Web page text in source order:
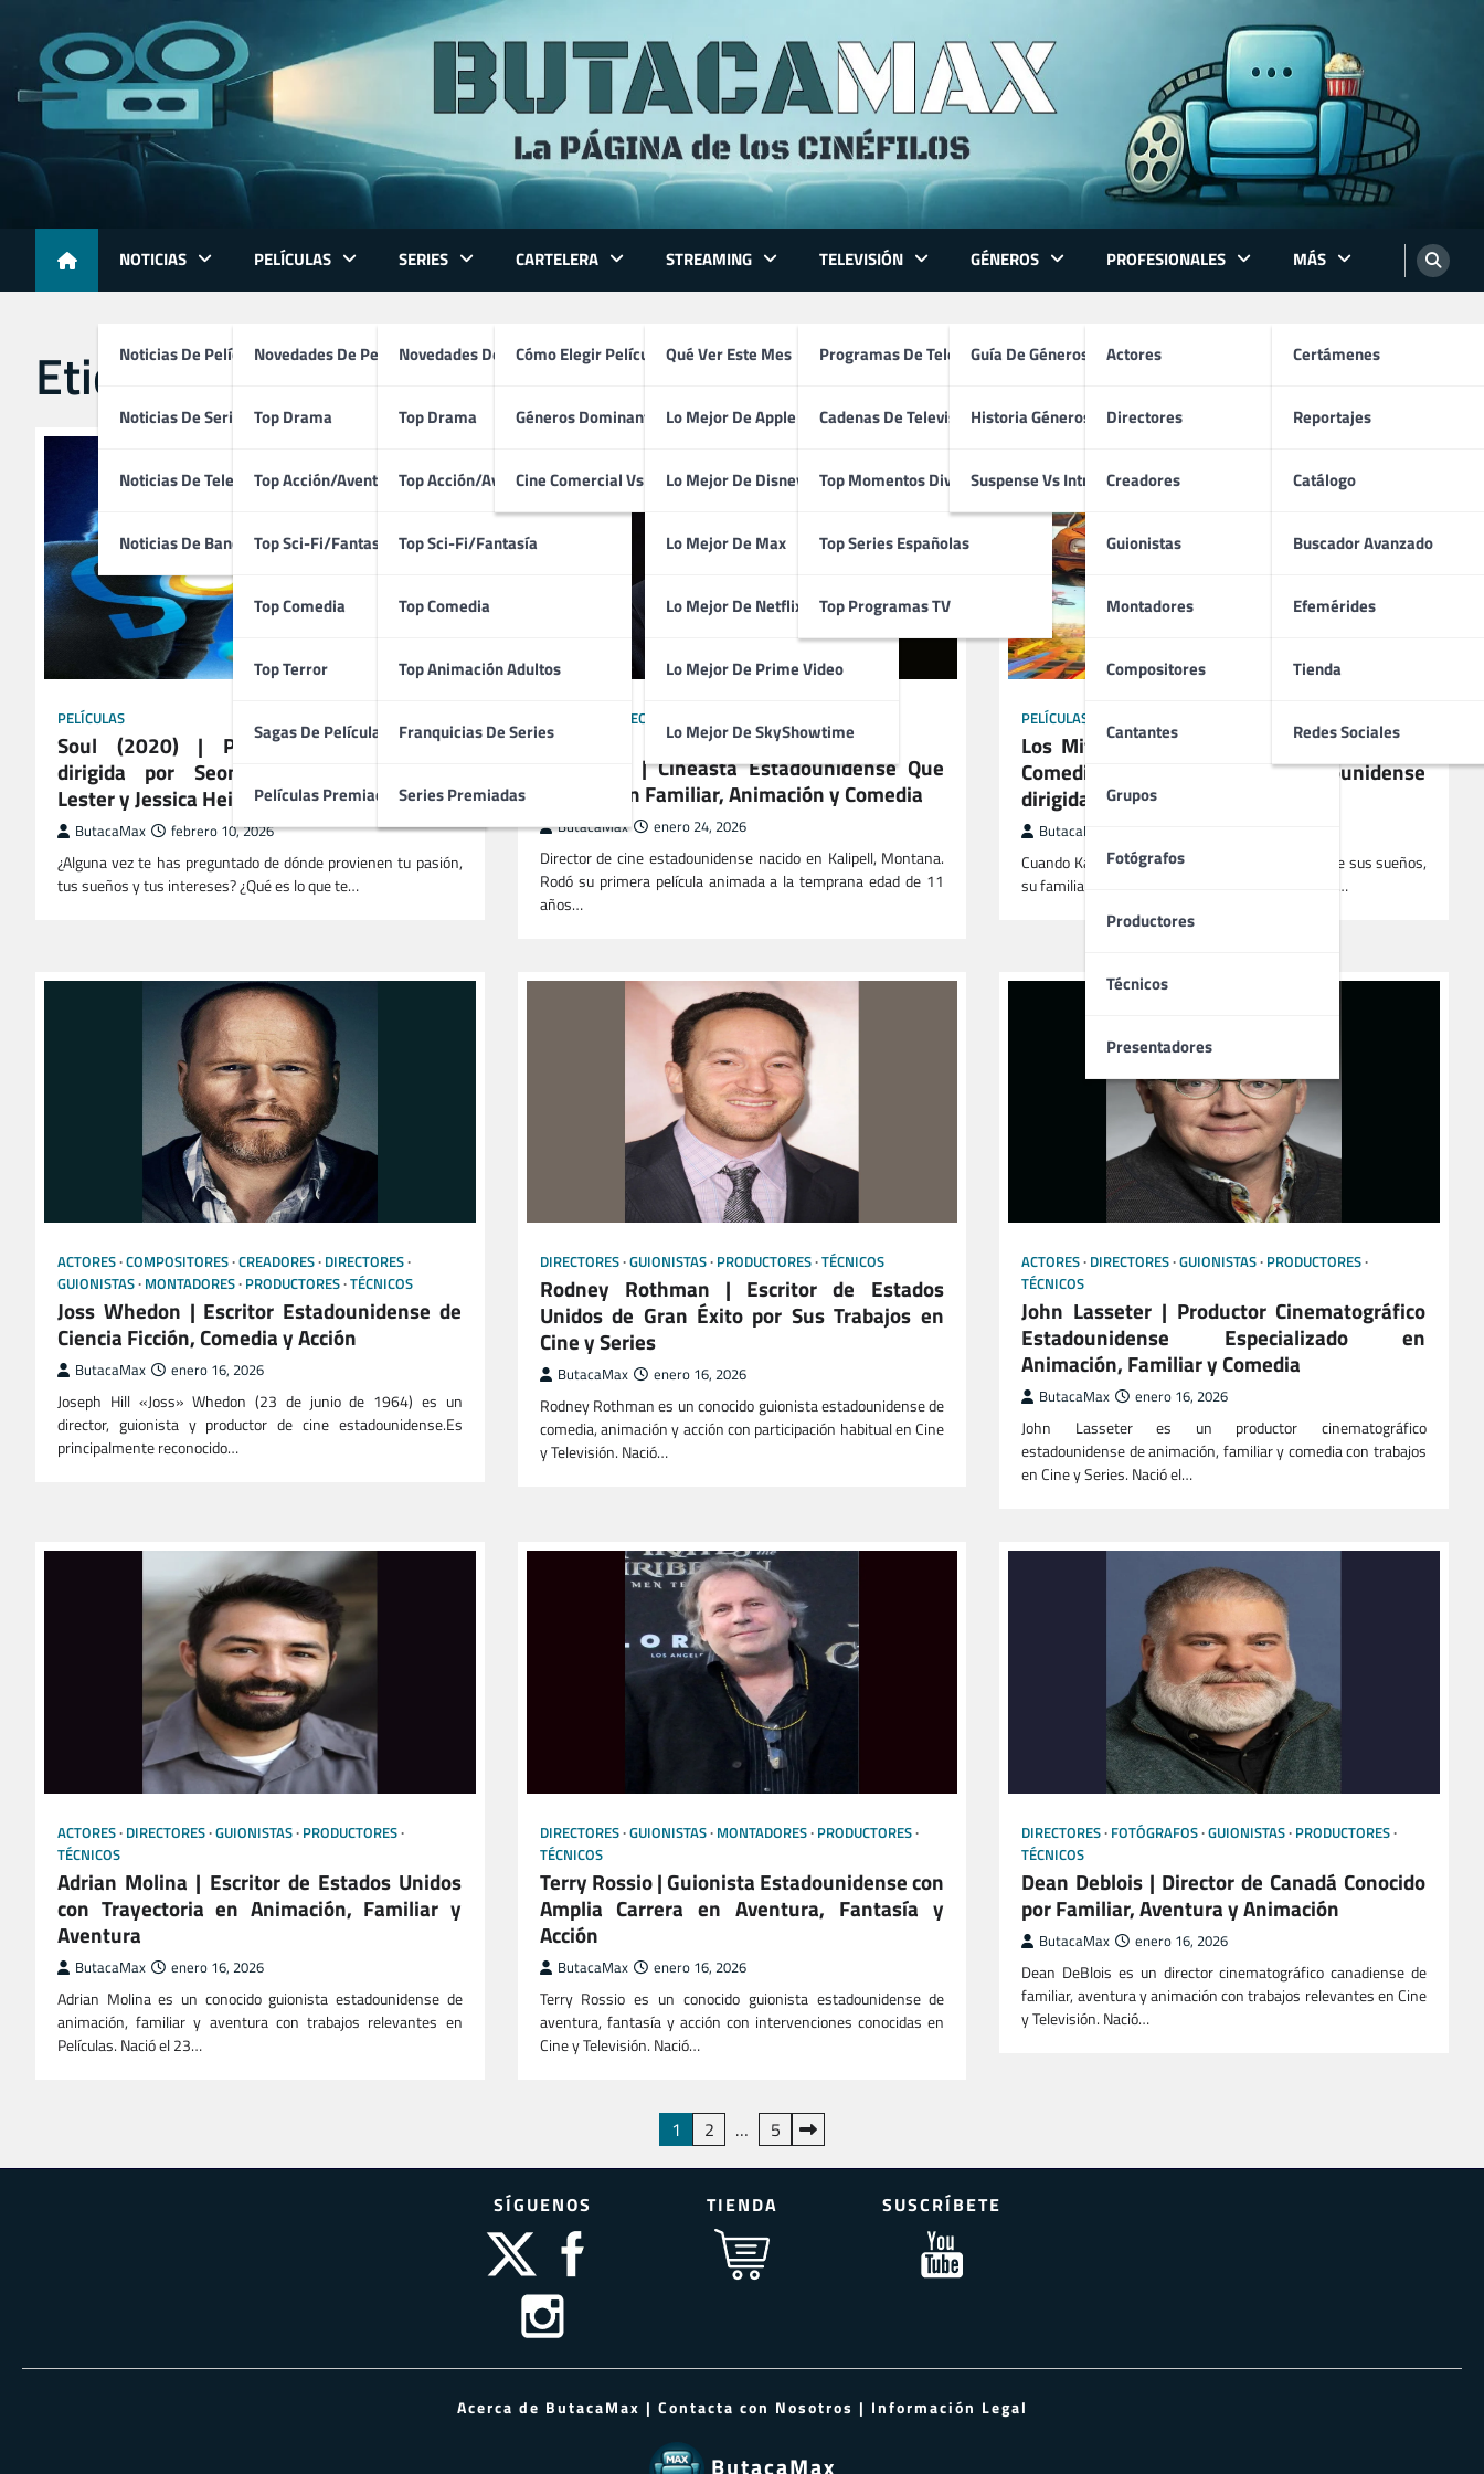
content
NOTICIAS
Noticias De Películas
Noticias De Series
Noticias De Televisión
Noticias De Bandas Sonoras
PELÍCULAS
Novedades De Películas
Top Drama
Top Acción/Aventura
Top Sci-Fi/Fantasía
Top Comedia
Top Terror
Sagas De Películas
Películas Premiadas
SERIES
Novedades De Series
Top Drama
Top Acción/Aventura
Top Sci-Fi/Fantasía
Top Comedia
Top Animación Adultos
Franquicias De Series
Series Premiadas
CARTELERA
Cómo Elegir Película
Géneros Dominantes
Cine Comercial Vs Autor
STREAMING
Qué Ver Este Mes
Lo Mejor De Apple TV
Lo Mejor De Disney+
Lo Mejor De Max
Lo Mejor De Netflix
Lo Mejor De Prime Video
Lo Mejor De SkyShowtime
TELEVISIÓN
Programas De Televisión
Cadenas De Televisión
Top Momentos Divertidos
Top Series Españolas
Top Programas TV
GÉNEROS
Guía De Géneros
Historia Géneros TV
Suspense Vs Intriga
PROFESIONALES
Actores
Directores
Creadores
Guionistas
Montadores
Compositores
Cantantes
Grupos
Fotógrafos
Productores
Técnicos
Presentadores
MÁS
Certámenes
Reportajes
Catálogo
Buscador Avanzado
Efemérides
Tienda
Redes Sociales
Etiqueta: annie mejor guion
PELÍCULAS
Soul (2020) | Película Estadounidense
dirigida por Seong-Young Kim, Kristen
Lester y Jessica Heidt
ButacaMax febrero 10, 2026
¿Alguna vez te has preguntado de dónde provienen tu pasión,
tus sueños y tus intereses? ¿Qué es lo que te…
DIRECTORES
TÉCNICOS
Brad Bird | Cineasta Estadounidense Que
Destaca en Familiar, Animación y Comedia
ButacaMax enero 24, 2026
Director de cine estadounidense nacido en Kalipell, Montana.
Rodó su primera película animada a la temprana edad de 11
años…
PELÍCULAS
Los Mitchell Contra las Máquinas (2021) |
Comedia Hongkonesa / Estadounidense
dirigida por Mike Rianda
ButacaMax
Cuando Katie es aceptada en la escuela de cine de sus sueños,
su familia entera decide acompañarla. Su viaje es…
ACTORES COMPOSITORES CREADORES DIRECTORES
GUIONISTAS MONTADORES PRODUCTORES TÉCNICOS
Joss Whedon | Escritor Estadounidense de
Ciencia Ficción, Comedia y Acción
ButacaMax enero 16, 2026
Joseph Hill «Joss» Whedon (23 de junio de 1964) es un
director, guionista y productor de cine estadounidense.Es
principalmente reconocido…
DIRECTORES GUIONISTAS PRODUCTORES TÉCNICOS
Rodney Rothman | Escritor de Estados
Unidos de Gran Éxito por Sus Trabajos en
Cine y Series
ButacaMax enero 16, 2026
Rodney Rothman es un conocido guionista estadounidense de
comedia, animación y acción con participación habitual en Cine
y Televisión. Nació…
ACTORES DIRECTORES GUIONISTAS PRODUCTORES
TÉCNICOS
John Lasseter | Productor Cinematográfico
Estadounidense Especializado en
Animación, Familiar y Comedia
ButacaMax enero 16, 2026
John Lasseter es un productor cinematográfico
estadounidense de animación, familiar y comedia con trabajos
en Cine y Series. Nació el…
ACTORES DIRECTORES GUIONISTAS PRODUCTORES
TÉCNICOS
Adrian Molina | Escritor de Estados Unidos
con Trayectoria en Animación, Familiar y
Aventura
ButacaMax enero 16, 2026
Adrian Molina es un conocido guionista estadounidense de
animación, familiar y aventura con trabajos relevantes en
Películas. Nació el 23…
DIRECTORES GUIONISTAS MONTADORES PRODUCTORES
TÉCNICOS
Terry Rossio | Guionista Estadounidense con
Amplia Carrera en Aventura, Fantasía y
Acción
ButacaMax enero 16, 2026
Terry Rossio es un conocido guionista estadounidense de
aventura, fantasía y acción con intervenciones conocidas en
Cine y Televisión. Nació…
DIRECTORES FOTÓGRAFOS GUIONISTAS PRODUCTORES
TÉCNICOS
Dean Deblois | Director de Canadá Conocido
por Familiar, Aventura y Animación
ButacaMax enero 16, 2026
Dean DeBlois es un director cinematográfico canadiense de
familiar, aventura y animación con trabajos relevantes en Cine
y Televisión. Nació…
de
1 2 … 5
SÍGUENOS TIENDA SUSCRÍBETE
Acerca de ButacaMax | Contacta con Nosotros | Información Legal
ButacaMax